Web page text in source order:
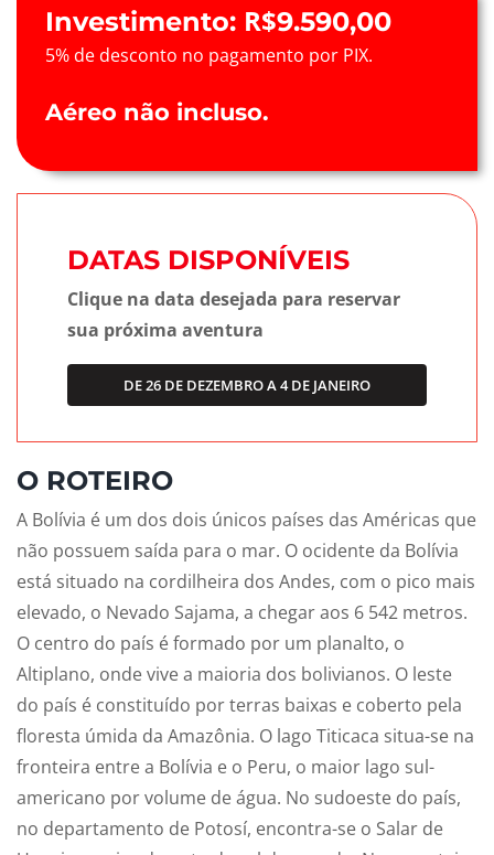
Investimento: R$9.590,00
5% de desconto no pagamento por PIX.
Aéreo não incluso.
DATAS DISPONÍVEIS
Clique na data desejada para reservar
sua próxima aventura
DE 26 DE DEZEMBRO A 4 DE JANEIRO
O ROTEIRO
A Bolívia é um dos dois únicos países das Américas que
não possuem saída para o mar. O ocidente da Bolívia
está situado na cordilheira dos Andes, com o pico mais
elevado, o Nevado Sajama, a chegar aos 6 542 metros.
O centro do país é formado por um planalto, o
Altiplano, onde vive a maioria dos bolivianos. O leste
do país é constituído por terras baixas e coberto pela
floresta úmida da Amazônia. O lago Titicaca situa-se na
fronteira entre a Bolívia e o Peru, o maior lago sul-
americano por volume de água. No sudoeste do país,
no departamento de Potosí, encontra-se o Salar de